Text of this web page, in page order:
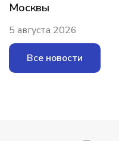
Москвы
5 августа 2026
Все новости